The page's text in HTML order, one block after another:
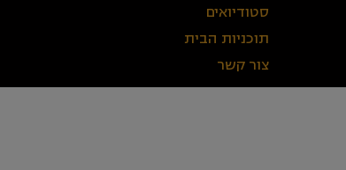
סטודיואים
תוכניות הבית
צור קשר